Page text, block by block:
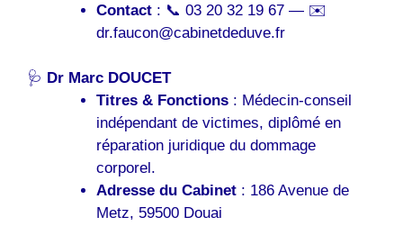
Contact: 📞 03 20 32 19 67 — ✉️
dr.faucon@cabinetdeduve.fr
🩺 Dr Marc DOUCET
Titres & Fonctions: Médecin-conseil
indépendant de victimes, diplômé en
réparation juridique du dommage
corporel.
Adresse du Cabinet: 186 Avenue de
Metz, 59500 Douai